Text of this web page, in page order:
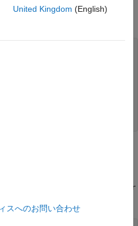
は myfunc()の戻り値の型と同じ型
て初期化する変数を宣言してい
型の一覧については、
var
United Kingdom (English)
スへのお問い合わせ